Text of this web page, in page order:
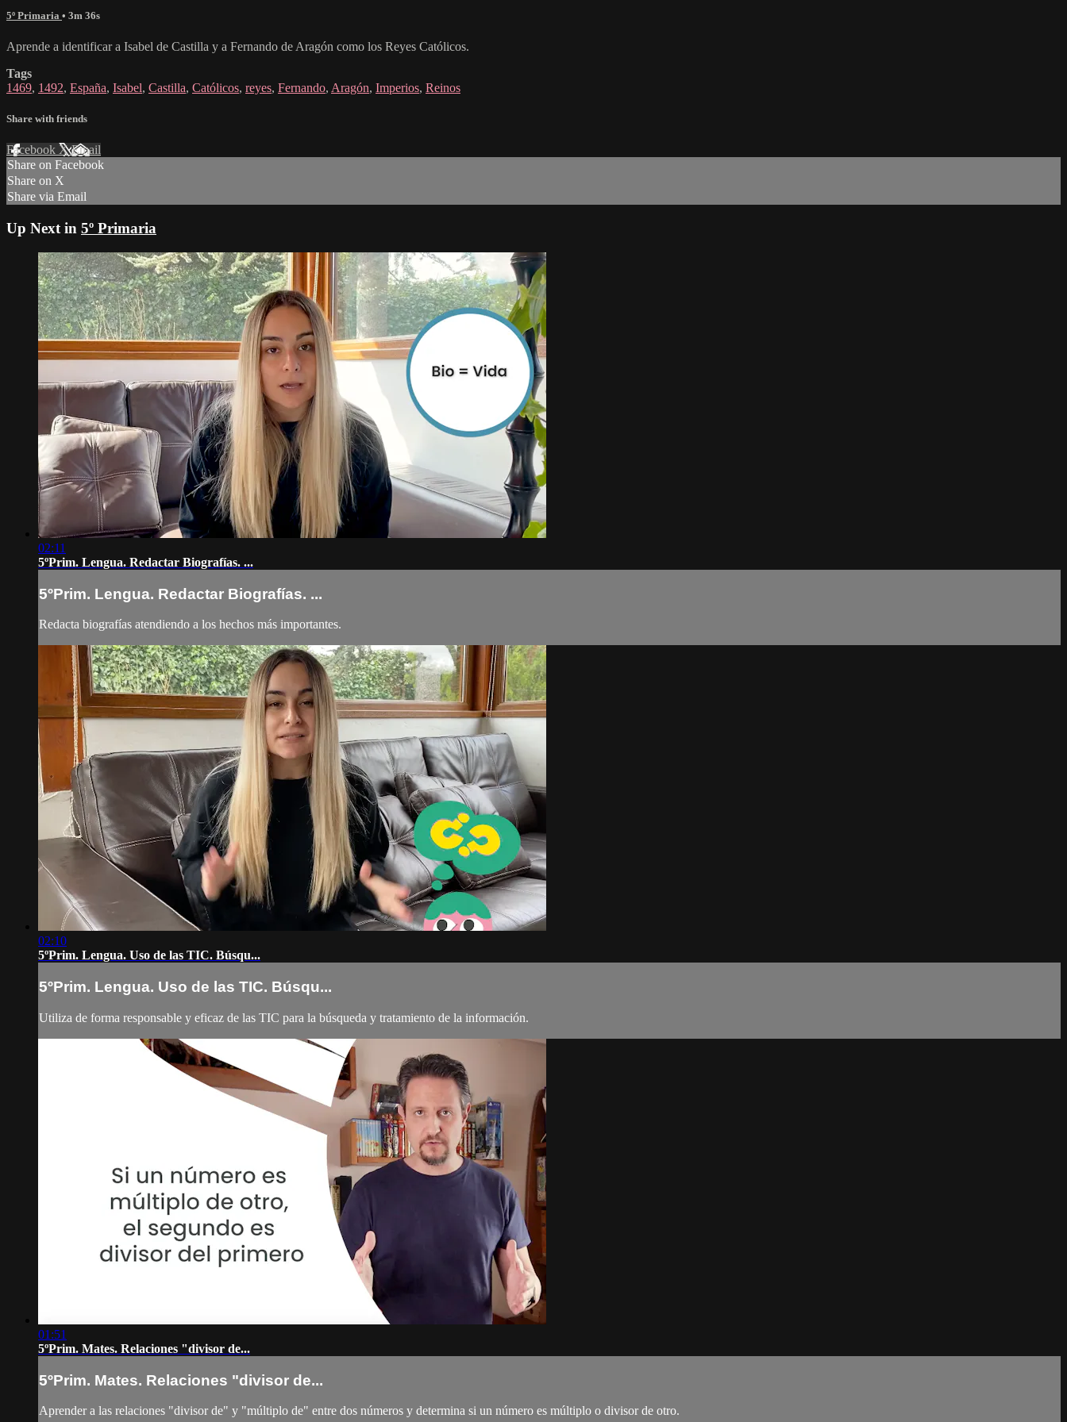
5º Primaria • 3m 36s
Aprende a identificar a Isabel de Castilla y a Fernando de Aragón como los Reyes Católicos.
Tags
1469, 1492, España, Isabel, Castilla, Católicos, reyes, Fernando, Aragón, Imperios, Reinos
Share with friends
Facebook XEmail
Share on Facebook
Share on X
Share via Email
Up Next in 5º Primaria
02:11
5ºPrim. Lengua. Redactar Biografías. ...
5ºPrim. Lengua. Redactar Biografías. ...
Redacta biografías atendiendo a los hechos más importantes.
02:10
5ºPrim. Lengua. Uso de las TIC. Búsqu...
5ºPrim. Lengua. Uso de las TIC. Búsqu...
Utiliza de forma responsable y eficaz de las TIC para la búsqueda y tratamiento de la información.
01:51
5ºPrim. Mates. Relaciones "divisor de...
5ºPrim. Mates. Relaciones "divisor de...
Aprender a las relaciones "divisor de" y "múltiplo de" entre dos números y determina si un número es múltiplo o divisor de otro.